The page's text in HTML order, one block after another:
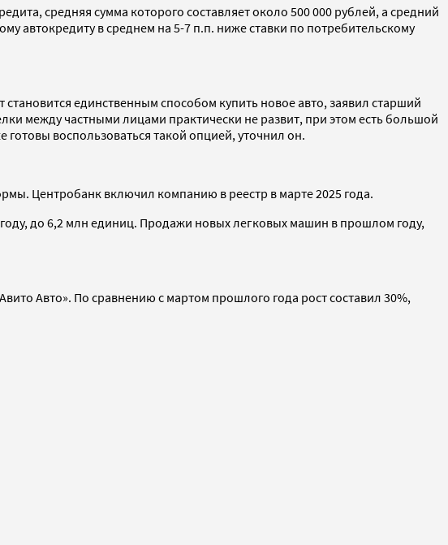
средняя сумма которого составляет около 500 000 рублей, а средний
автокредиту в среднем на 5-7 п.п. ниже ставки по потребительскому
единственным способом купить новое авто, заявил старший
между частными лицами практически не развит, при этом есть большой
готовы воспользоваться такой опцией, уточнил он.
Центробанк включил компанию в реестр в марте 2025 года.
году, до 6,2 млн единиц. Продажи новых легковых машин в прошлом году,
Авто». По сравнению с мартом прошлого года рост составил 30%,